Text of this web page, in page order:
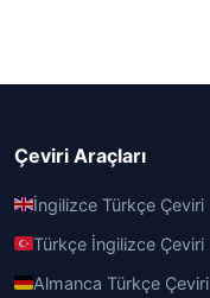
Çeviri Araçları
İngilizce Türkçe Çeviri
Türkçe İngilizce Çeviri
Almanca Türkçe Çeviri